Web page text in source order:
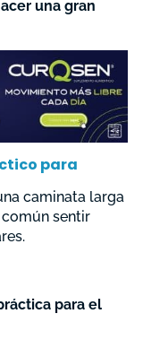
una gran
para
caminata larga
sentir
para el